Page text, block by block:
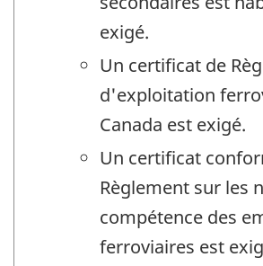
exigé.
Un certificat de
d'exploitation
Canada est exigé.
Un certificat
Règlement sur les
compétence des
ferroviaires est